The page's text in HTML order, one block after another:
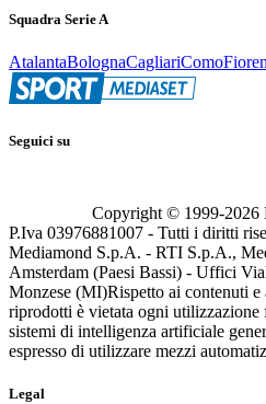
Squadra Serie A
AtalantaBolognaCagliariComo
Seguici su
Copyright © 1999-2026
P.Iva 03976881007 - Tutti i diritti
Mediamond S.p.A. - RTI S.p.A.,
Amsterdam (Paesi Bassi) - Uffici
Monzese (MI)Rispetto ai contenuti e
riprodotti è vietata ogni utilizzazione
sistemi di intelligenza artificiale
espresso di utilizzare mezzi
Legal